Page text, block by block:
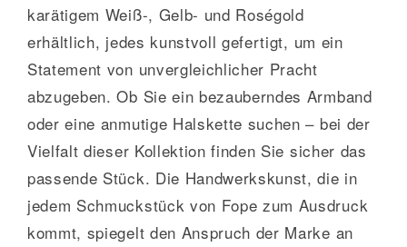
karätigem Weiß-, Gelb- und Roségold
erhältlich, jedes kunstvoll gefertigt, um ein
Statement von unvergleichlicher Pracht
abzugeben. Ob Sie ein bezauberndes Armband
oder eine anmutige Halskette suchen – bei der
Vielfalt dieser Kollektion finden Sie sicher das
passende Stück. Die Handwerkskunst, die in
jedem Schmuckstück von Fope zum Ausdruck
kommt, spiegelt den Anspruch der Marke an